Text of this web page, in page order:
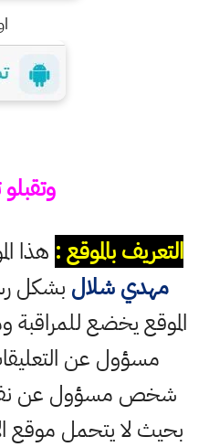
وتقبلو
التعريف بالموقع : هذا
مهدي شلال بشكل
الموقع يخضع للمراقبة
مسؤول عن
شخص مسؤول عن نفسه
بحيث لا يتحمل موقع